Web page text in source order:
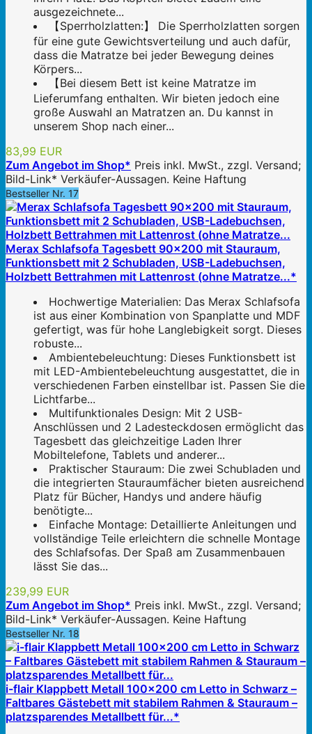
ausgezeichnete...
【Sperrholzlatten:】 Die Sperrholzlatten sorgen
für eine gute Gewichtsverteilung und auch dafür,
dass die Matratze bei jeder Bewegung deines
Körpers...
【Bei diesem Bett ist keine Matratze im
Lieferumfang enthalten. Wir bieten jedoch eine
große Auswahl an Matratzen an. Du kannst in
unserem Shop nach einer...
83,99 EUR
Zum Angebot im Shop* Preis inkl. MwSt., zzgl. Versand;
Bild-Link* Verkäufer-Aussagen. Keine Haftung
Bestseller Nr. 17
Merax Schlafsofa Tagesbett 90x200 mit Stauraum,
Funktionsbett mit 2 Schubladen, USB-Ladebuchsen,
Holzbett Bettrahmen mit Lattenrost (ohne Matratze...*
Hochwertige Materialien: Das Merax Schlafsofa
ist aus einer Kombination von Spanplatte und MDF
gefertigt, was für hohe Langlebigkeit sorgt. Dieses
robuste...
Ambientebeleuchtung: Dieses Funktionsbett ist
mit LED-Ambientebeleuchtung ausgestattet, die in
verschiedenen Farben einstellbar ist. Passen Sie die
Lichtfarbe...
Multifunktionales Design: Mit 2 USB-
Anschlüssen und 2 Ladesteckdosen ermöglicht das
Tagesbett das gleichzeitige Laden Ihrer
Mobiltelefone, Tablets und anderer...
Praktischer Stauraum: Die zwei Schubladen und
die integrierten Stauraumfächer bieten ausreichend
Platz für Bücher, Handys und andere häufig
benötigte...
Einfache Montage: Detaillierte Anleitungen und
vollständige Teile erleichtern die schnelle Montage
des Schlafsofas. Der Spaß am Zusammenbauen
lässt Sie das...
239,99 EUR
Zum Angebot im Shop* Preis inkl. MwSt., zzgl. Versand;
Bild-Link* Verkäufer-Aussagen. Keine Haftung
Bestseller Nr. 18
i-flair Klappbett Metall 100x200 cm Letto in Schwarz –
Faltbares Gästebett mit stabilem Rahmen & Stauraum –
platzsparendes Metallbett für...*